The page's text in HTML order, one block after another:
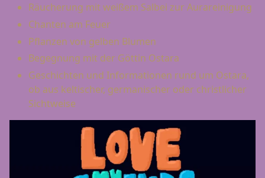
Räucherung mit weißem Salbei zur Aurareinigung
Chanten am Feuer
Pflanzen von gelben Blumen
Begegnung mit der Göttin Ostara
Geschichten und Informationen rund um Ostara,
ob aus keltischer, germanischer oder christlicher
Sichtweise